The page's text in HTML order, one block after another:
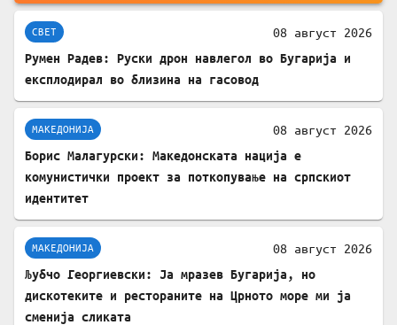
СВЕТ 08 август 2026
Румен Радев: Руски дрон навлегол во Бугарија и
експлодирал во близина на гасовод
МАКЕДОНИЈА 08 август 2026
Борис Малагурски: Македонската нација е
комунистички проект за поткопување на српскиот
идентитет
МАКЕДОНИЈА 08 август 2026
Љубчо Георгиевски: Ја мразев Бугарија, но
дискотеките и рестораните на Црното море ми ја
сменија сликата